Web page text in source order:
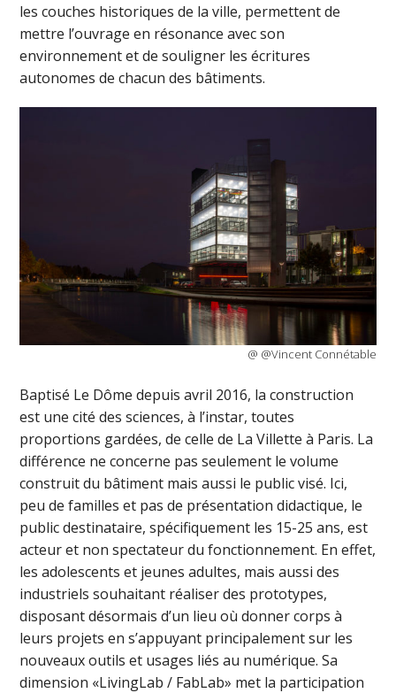
les couches historiques de la ville, permettent de
mettre l’ouvrage en résonance avec son
environnement et de souligner les écritures
autonomes de chacun des bâtiments.
@ @Vincent Connétable
Baptisé Le Dôme depuis avril 2016, la construction
est une cité des sciences, à l’instar, toutes
proportions gardées, de celle de La Villette à Paris. La
différence ne concerne pas seulement le volume
construit du bâtiment mais aussi le public visé. Ici,
peu de familles et pas de présentation didactique, le
public destinataire, spécifiquement les 15-25 ans, est
acteur et non spectateur du fonctionnement. En effet,
les adolescents et jeunes adultes, mais aussi des
industriels souhaitant réaliser des prototypes,
disposant désormais d’un lieu où donner corps à
leurs projets en s’appuyant principalement sur les
nouveaux outils et usages liés au numérique. Sa
dimension «LivingLab / FabLab» met la participation